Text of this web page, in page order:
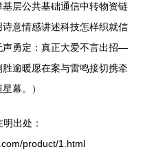
层公共基础通信中转物资链
意情感讲述科技怎样织就信
声勇定：真正大爱不言出招—
逾暖愿在案与雷鸣接切携牵
幕。）
出处：
product/1.html